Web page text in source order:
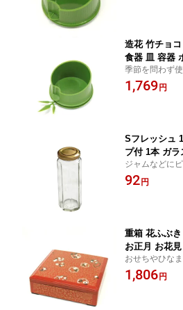
造花 竹チョ
食器 皿 容器
季節を問わず
正月 スイーツ
1,769 円
Sフレッシュ
プ付 1本 ガ
存容器 ジャ
P
ジャムなどに
92 円
重箱 花ふぶ
お正月 お花
おせちやひな
1,806 円